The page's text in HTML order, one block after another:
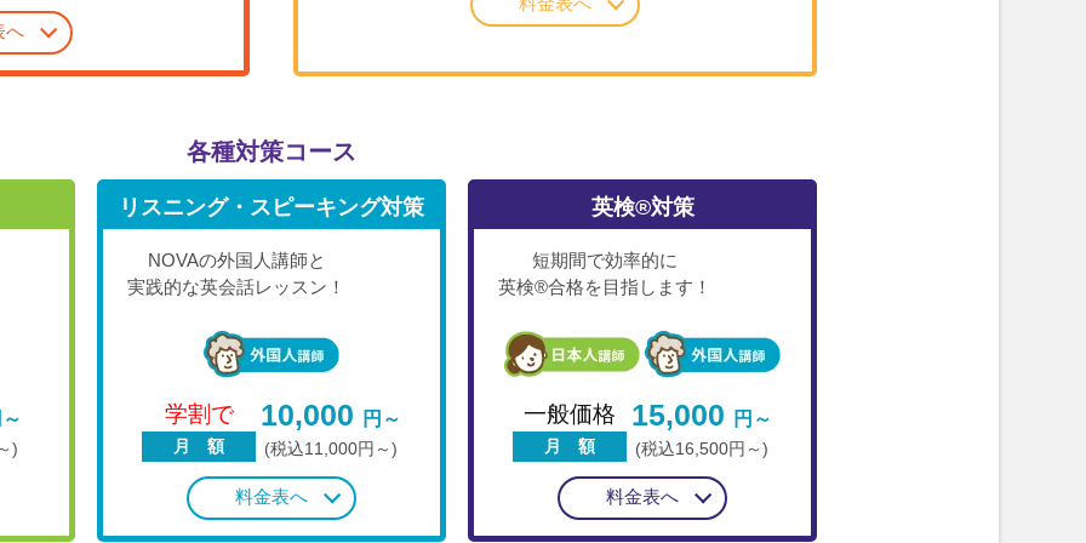
へ
各種対策コース
)
リスニング・スピーキング対策
NOVAの外国人講師と
実践的な英会話レッスン！
学割で
月 額
10,000 円～
(税込11,000円～)
料金表へ
英検®対策
短期間で効率的に
英検®合格を目指します！
一般価格
月 額
15,000 円～
(税込16,500円～)
料金表へ